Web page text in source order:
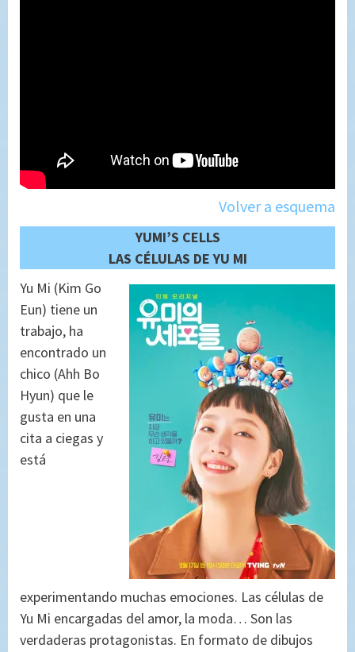
Volver a esquema
YUMI’S CELLS
LAS CÉLULAS DE YU MI
Yu Mi (Kim Go
Eun) tiene un
trabajo, ha
encontrado un
chico (Ahh Bo
Hyun) que le
gusta en una
cita a ciegas y
está
experimentando muchas emociones. Las células de
Yu Mi encargadas del amor, la moda… Son las
verdaderas protagonistas. En formato de dibujos